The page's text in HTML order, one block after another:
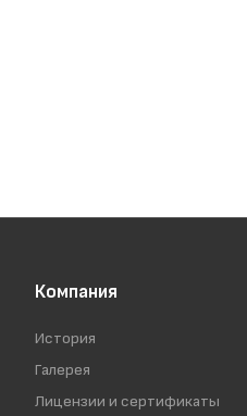
Компания
История
Галерея
Лицензии и сертификаты